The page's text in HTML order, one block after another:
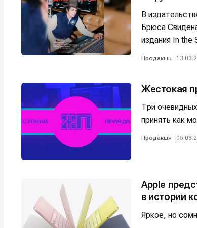
В
Брюса
издания In the
Продакшн
Жестокая
Три
принять как
Продакшн
Apple
в истории
Яркое, но